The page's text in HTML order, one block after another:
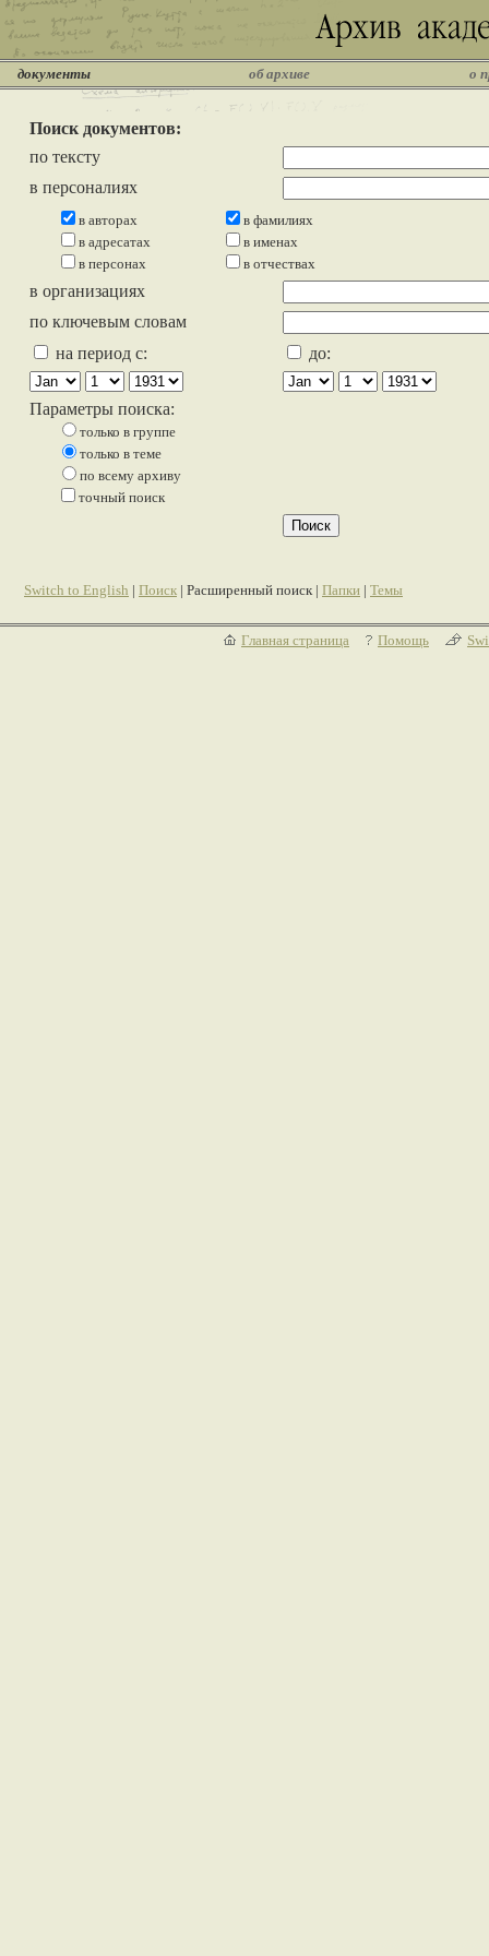
документы об архиве о
Поиск документов:
по тексту
в персоналиях
в авторах
в адресатах
в персонах
в фамилиях
в именах
в отчествах
в организациях
по ключевым словам
на период с:
до:
Параметры поиска:
только в группе
только в теме
по всему архиву
точный поиск
Switch to English | Поиск | Расширенный поиск | Папки | Темы
Главная страница Помощь